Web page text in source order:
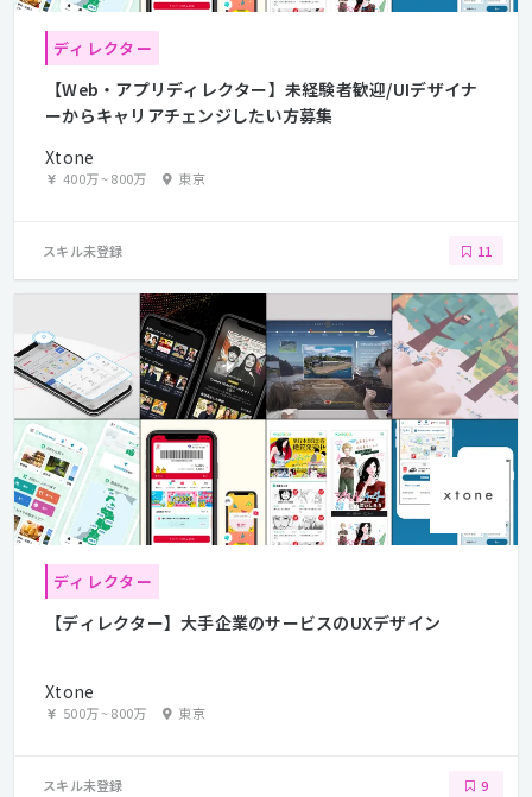
ディレクター
【Web・アプリディレクター】未経験者歓迎/UIデザイナ
ーからキャリアチェンジしたい方募集
Xtone
400万~800万 東京
スキル未登録 11
ディレクター
【ディレクター】大手企業のサービスのUXデザイン
Xtone
500万~800万 東京
スキル未登録 9